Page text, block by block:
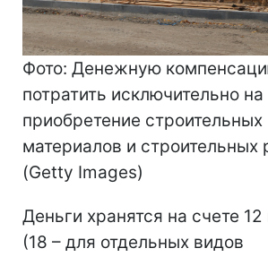
Фото: Денежную
потратить исключительно на
приобретение строительных
материалов и строительных
(Getty Images)
Деньги хранятся на счете
(18 – для отдельных видов